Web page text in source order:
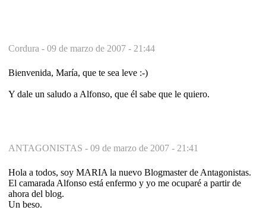
Cordura - 09 de marzo de 2007 - 21:44
Bienvenida, María, que te sea leve :-)
Y dale un saludo a Alfonso, que él sabe que le quiero.
ANTAGONISTAS - 09 de marzo de 2007 - 21:41
Hola a todos, soy MARIA la nuevo Blogmaster de Antagonistas.
El camarada Alfonso está enfermo y yo me ocuparé a partir de
ahora del blog.
Un beso.